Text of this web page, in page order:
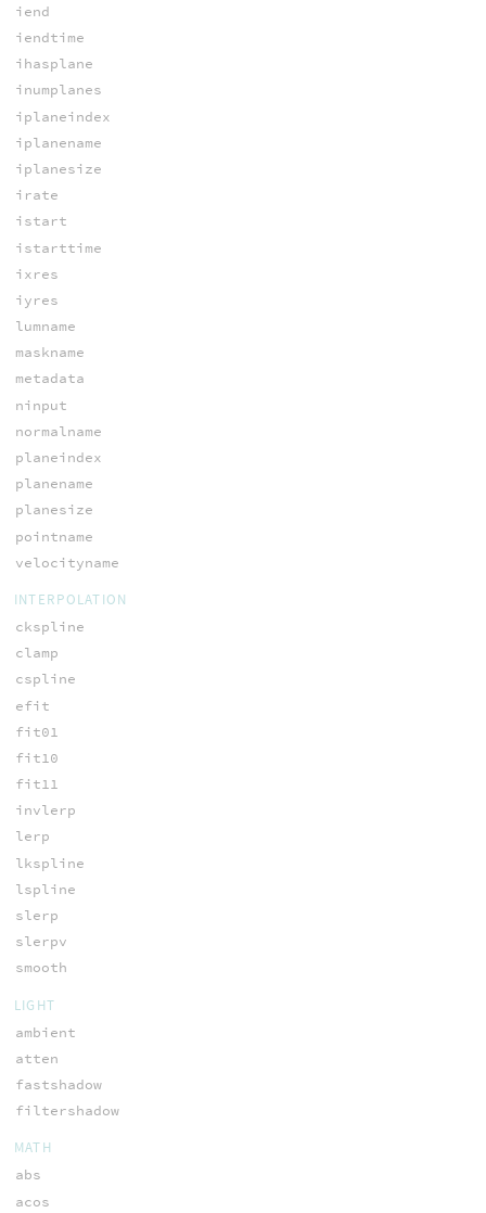
iend
iendtime
ihasplane
inumplanes
iplaneindex
iplanename
iplanesize
irate
istart
istarttime
ixres
iyres
lumname
maskname
metadata
ninput
normalname
planeindex
planename
planesize
pointname
velocityname
INTERPOLATION
ckspline
clamp
cspline
efit
fit01
fit10
fit11
invlerp
lerp
lkspline
lspline
slerp
slerpv
smooth
LIGHT
ambient
atten
fastshadow
filtershadow
MATH
abs
acos